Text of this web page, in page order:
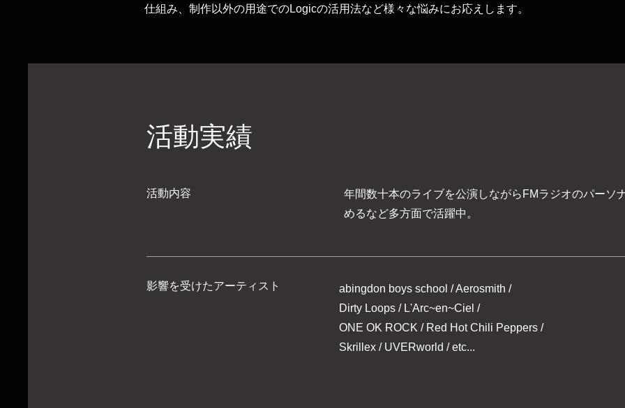
仕組み、制作以外の用途でのLogicの活用法など様々な悩みにお応えします。
活動実績
活動内容
年間数十本のライブを公演しながらFMラジオのパーソ
めるなど多方面で活躍中。
影響を受けたアーティスト
abingdon boys school / Aerosmith /
Dirty Loops / L'Arc~en~Ciel /
ONE OK ROCK / Red Hot Chili Peppers /
Skrillex / UVERworld / etc...